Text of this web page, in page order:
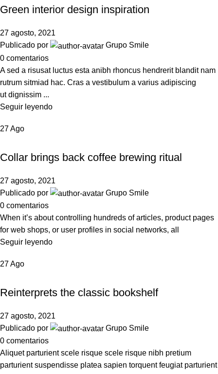
Green interior design inspiration
27 agosto, 2021
Publicado por
Grupo Smile
0 comentarios
A sed a risusat luctus esta anibh rhoncus hendrerit blandit nam
rutrum sitmiad hac. Cras a vestibulum a varius adipiscing
ut dignissim ...
Seguir leyendo
27Ago
Collar brings back coffee brewing ritual
27 agosto, 2021
Publicado por
Grupo Smile
0 comentarios
When it’s about controlling hundreds of articles, product pages
for web shops, or user profiles in social networks, all
Seguir leyendo
27Ago
Reinterprets the classic bookshelf
27 agosto, 2021
Publicado por
Grupo Smile
0 comentarios
Aliquet parturient scele risque scele risque nibh pretium
parturient suspendisse platea sapien torquent feugiat parturient